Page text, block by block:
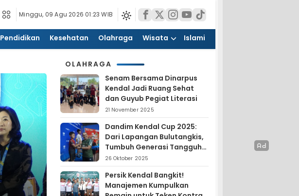
Minggu, 09 Agu 2026 01:23 WIB
Pendidikan Kesehatan Olahraga Wisata Islami
OLAHRAGA
Senam Bersama Dinarpus
Kendal Jadi Ruang Sehat
dan Guyub Pegiat Literasi
21 November 2025
Dandim Kendal Cup 2025:
Dari Lapangan Bulutangkis,
Tumbuh Generasi Tangguh
dan Nasionalis
26 Oktober 2025
Persik Kendal Bangkit!
Manajemen Kumpulkan